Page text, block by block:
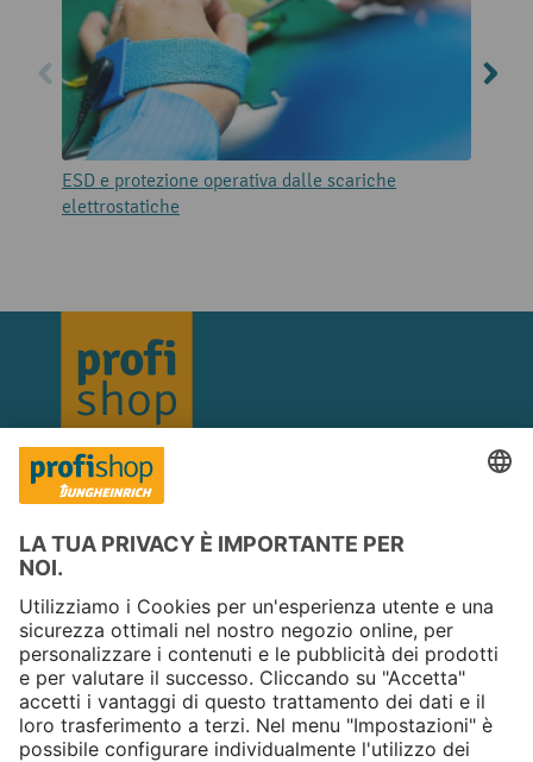
ESD e protezione operativa dalle scariche
elettrostatiche
Copyright © 2026 Jungheinrich PROFISHOP
Newsletter
Iscriviti →